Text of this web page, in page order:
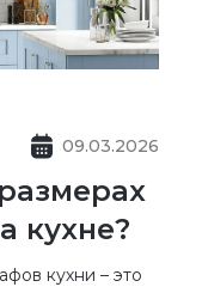
09.03.2026
кухне?
кухни – это